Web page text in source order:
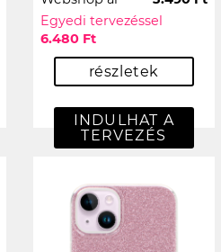
Egyedi tervezéssel
6.480 Ft
részletek
INDULHAT A
TERVEZÉS